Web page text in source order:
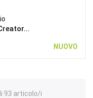
NUOVO
93 articolo/i